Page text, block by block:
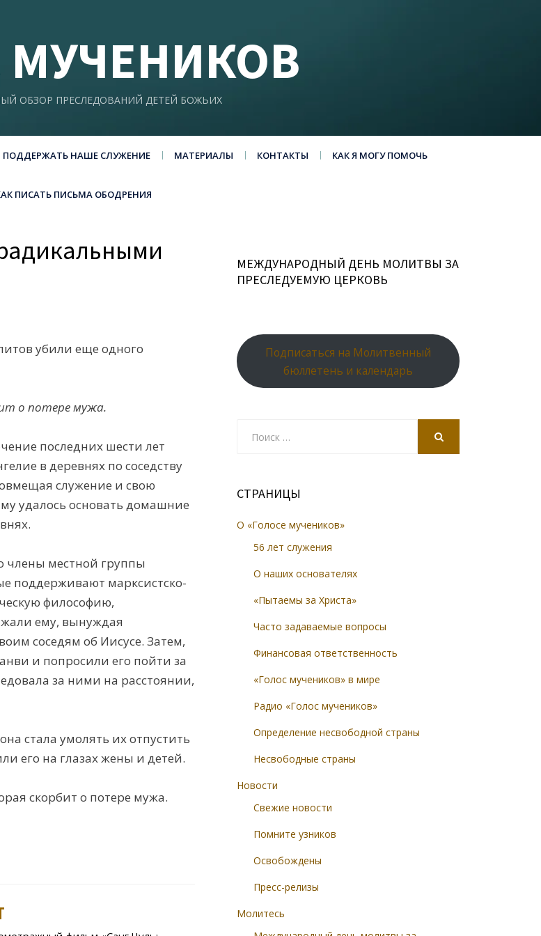
МУЧЕНИКОВ
ОБЗОР ПРЕСЛЕДОВАНИЙ ДЕТЕЙ БОЖЬИХ
ПОДДЕРЖАТЬ НАШЕ СЛУЖЕНИЕ МАТЕРИАЛЫ КОНТАКТЫ КАК Я МОГУ ПОМОЧЬ
ПИСАТЬ ПИСЬМА ОБОДРЕНИЯ
убили еще одного
о потере мужа.
последних шести лет
в деревнях по соседству
служение и свою
удалось основать домашние
члены местной группы
поддерживают марксистско-
философию,
ему, вынуждая
соседям об Иисусе. Затем,
и попросили его пойти за
за ними на расстоянии,
стала умолять их отпустить
его на глазах жены и детей.
скорбит о потере мужа.
МЕЖДУНАРОДНЫЙ ДЕНЬ МОЛИТВЫ ЗА
ПРЕСЛЕДУЕМУЮ ЦЕРКОВЬ
Подписаться на Молитвенный
бюллетень и календарь
СТРАНИЦЫ
О «Голосе мучеников»
56 лет служения
О наших основателях
«Пытаемы за Христа»
Часто задаваемые вопросы
Финансовая ответственность
«Голос мучеников» в мире
Радио «Голос мучеников»
Определение несвободной страны
Несвободные страны
Новости
Свежие новости
Помните узников
Освобождены
Пресс-релизы
Молитесь